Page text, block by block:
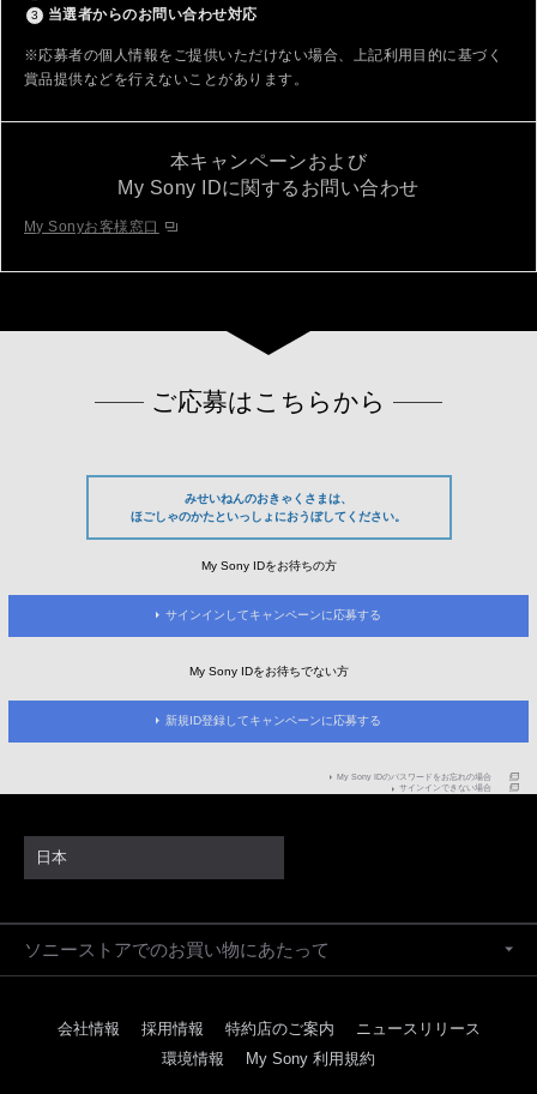
当選者からのお問い合わせ対応
※応募者の個人情報をご提供いただけない場合、上記利用目的に基づく
賞品提供などを行えないことがあります。
本キャンペーンおよび
My Sony IDに関するお問い合わせ
My Sonyお客様窓口
ご応募はこちらから
みせいねんのおきゃくさまは、
ほごしゃのかたといっしょにおうぼしてください。
My Sony IDをお待ちの方
サインインしてキャンペーンに応募する
My Sony IDをお待ちでない方
新規ID登録してキャンペーンに応募する
My Sony IDのパスワードをお忘れの場合
サインインできない場合
日本
ソニーストアでのお買い物にあたって
会社情報 採用情報 特約店のご案内
ニュースリリース
環境情報
My Sony 利用規約